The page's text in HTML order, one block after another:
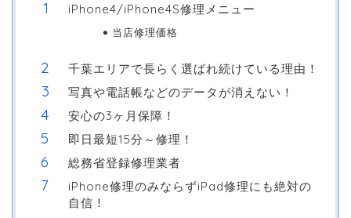
iPhone4/iPhone4S修理メニュー
当店修理価格
千葉エリアで長らく選ばれ続けている理由！
写真や電話帳などのデータが消えない！
安心の3ヶ月保障！
即日最短15分～修理！
総務省登録修理業者
iPhone修理のみならずiPad修理にも絶対の
自信！